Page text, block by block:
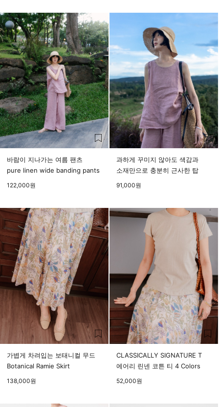
바람이 지나가는 여름 팬츠
pure linen wide banding pants
122,000원
과하게 꾸미지 않아도 색감과
소재만으로 충분히 근사한 탑
91,000원
가볍게 차려입는 보태니컬 무드
Botanical Ramie Skirt
138,000원
CLASSICALLY SIGNATURE T
에어리 린넨 코튼 티 4 Colors
52,000원